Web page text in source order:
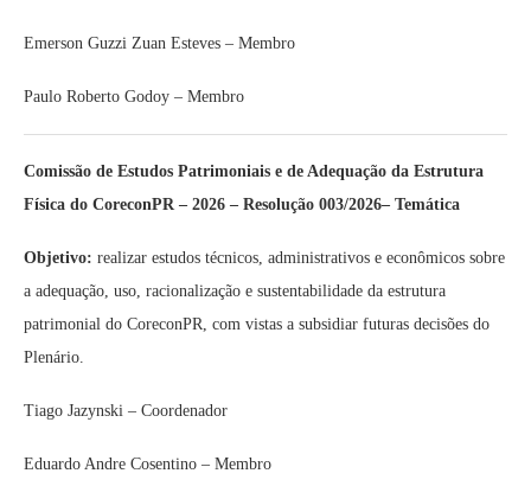
Emerson Guzzi Zuan Esteves – Membro
Paulo Roberto Godoy – Membro
Comissão de Estudos Patrimoniais e de Adequação da Estrutura
Física do CoreconPR – 2026 – Resolução 003/2026– Temática
Objetivo: realizar estudos técnicos, administrativos e econômicos sobre
a adequação, uso, racionalização e sustentabilidade da estrutura
patrimonial do CoreconPR, com vistas a subsidiar futuras decisões do
Plenário.
Tiago Jazynski – Coordenador
Eduardo Andre Cosentino – Membro